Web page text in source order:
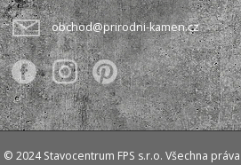
obchod@prirodni-kamen.cz
© 2024 Stavocentrum FPS s.r.o. Všechna